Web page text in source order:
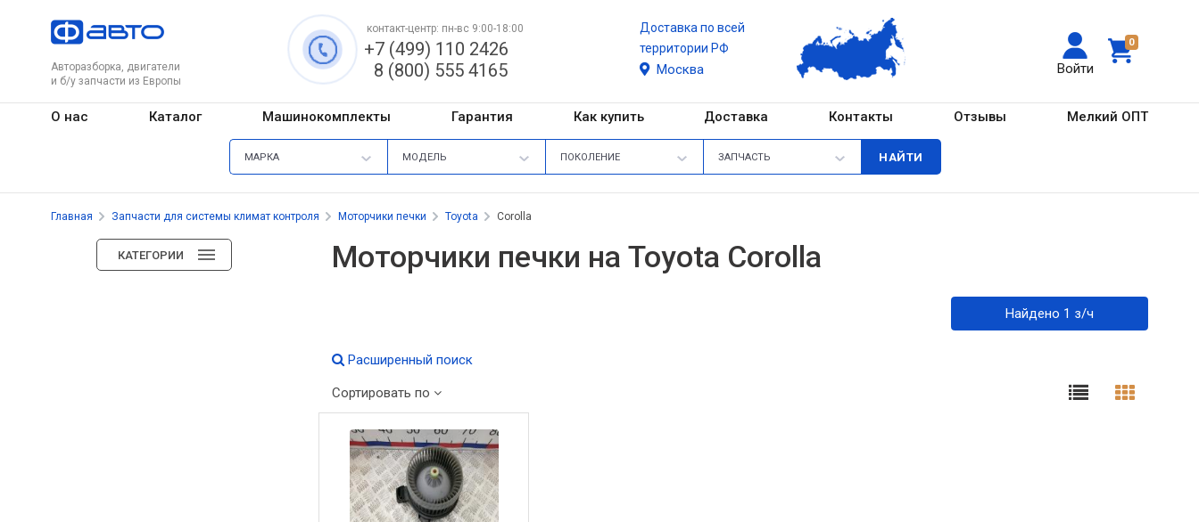
Авторазборка, двигатели
и б/у запчасти из Европы
0
Войти
контакт-центр: пн-вс 9:00-18:00
+7 (499) 110 2426
8 (800) 555 4165
Доставка по всей
территории РФ
Москва
О нас Каталог Машинокомплекты Гарантия Как купить Доставка Контакты Отзывы Мелкий ОПТ
МАРКА МОДЕЛЬ ПОКОЛЕНИЕ ЗАПЧАСТЬ
Главная Запчасти для системы климат контроля Моторчики печки Toyota Corolla
КАТЕГОРИИ Моторчики печки на Toyota Corolla
Найдено 1 з/ч
Расширенный поиск
Сортировать по